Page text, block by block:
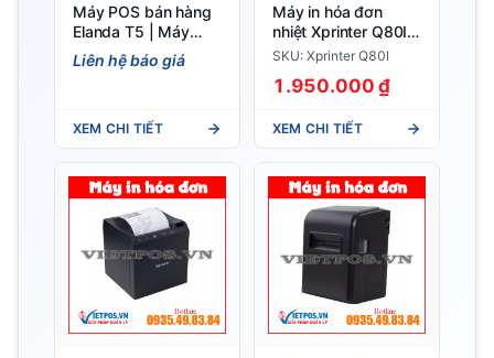
Máy POS bán hàng
Elanda T5 | Máy
Tính Tiền Màn Hình
Cảm Ứng
Liên hệ báo giá
XEM CHI TIẾT
Máy in hóa đơn
nhiệt Xprinter Q80I
hàng chính hãng
SKU: Xprinter Q80I
1.950.000 ₫
XEM CHI TIẾT